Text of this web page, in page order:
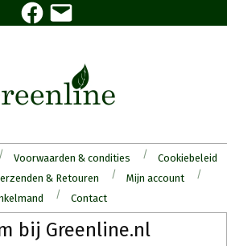
Facebook
E-
mail
Voorwaarden & condities
Cookiebeleid
& Retouren
Mijn account
Contact
bij Greenline.nl